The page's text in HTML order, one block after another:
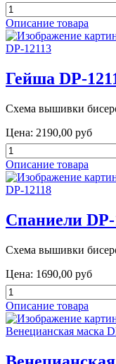
Описание товара
Гейша DP-
Схема вышивки
Цена: 2190,00 руб
Описание товара
Спаниели DP-
Схема вышивки
Цена: 1690,00 руб
Описание товара